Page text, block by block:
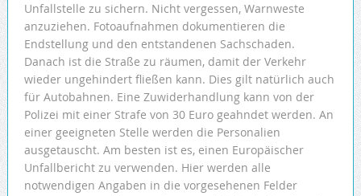
Unfallstelle zu sichern. Nicht vergessen, Warnweste
anzuziehen. Fotoaufnahmen dokumentieren die
Endstellung und den entstandenen Sachschaden.
Danach ist die Straße zu räumen, damit der Verkehr
wieder ungehindert fließen kann. Dies gilt natürlich auch
für Autobahnen. Eine Zuwiderhandlung kann von der
Polizei mit einer Strafe von 30 Euro geahndet werden. An
einer geeigneten Stelle werden die Personalien
ausgetauscht. Am besten ist es, einen Europäischer
Unfallbericht zu verwenden. Hier werden alle
notwendigen Angaben in die vorgesehenen Felder